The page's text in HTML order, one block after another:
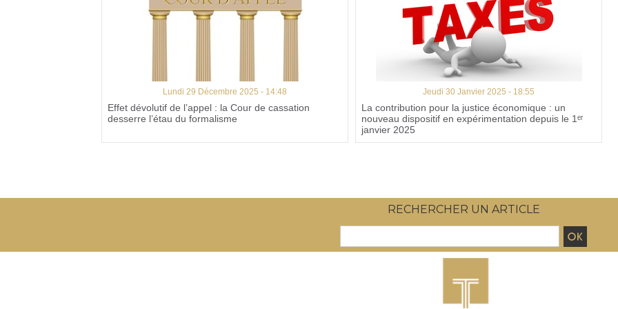
Lundi 29 Décembre 2025 - 14:48
Effet dévolutif de l’appel : la Cour de cassation
desserre l’étau du formalisme
Jeudi 30 Janvier 2025 - 18:55
La contribution pour la justice économique : un
nouveau dispositif en expérimentation depuis le 1ᵉʳ
janvier 2025
RECHERCHER UN ARTICLE